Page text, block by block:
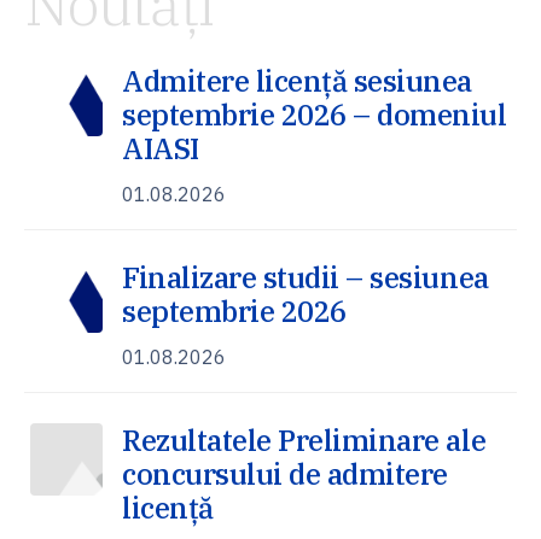
Admitere licență sesiunea
septembrie 2026 – domeniul
AIASI
01.08.2026
Finalizare studii – sesiunea
septembrie 2026
01.08.2026
Rezultatele Preliminare ale
concursului de admitere
licență